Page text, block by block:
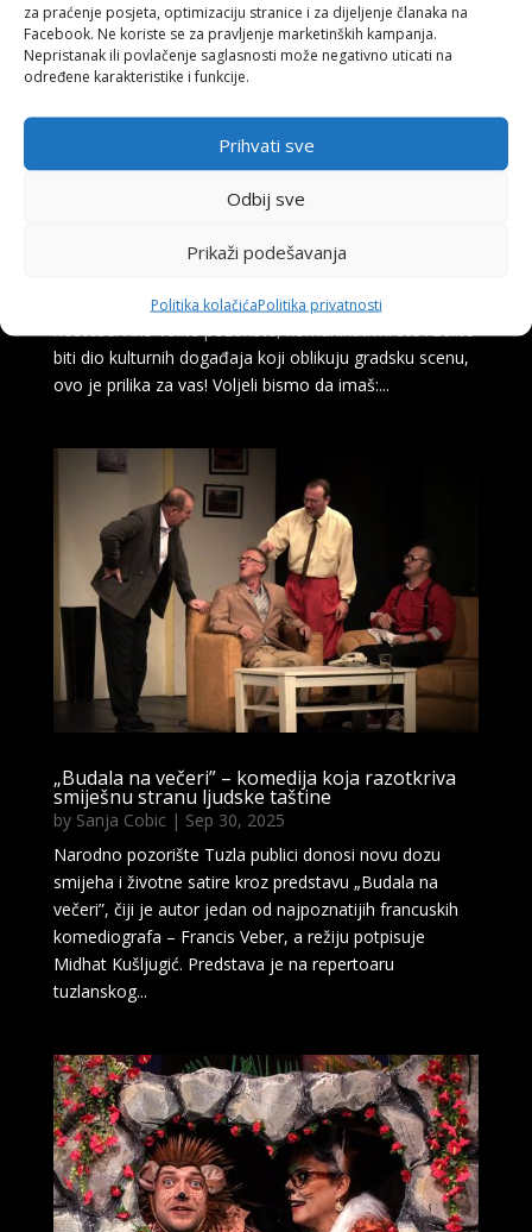
za praćenje posjeta, optimizaciju stranice i za dijeljenje članaka na
Facebook. Ne koriste se za pravljenje marketinških kampanja.
Nepristanak ili povlačenje saglasnosti može negativno uticati na
određene karakteristike i funkcije.
Prihvati sve
Odbij sve
Prikaži podešavanja
Politika kolačićaPolitika privatnosti
Narodno pozorište Tuzla poziva mlade da
postanu dio tima – prijavite se za poziciju
Oct 2, 2025
ih da postanu dio našeg dinamičnog tima na poziciji
biti dio kulturnih događaja koji oblikuju gradsku scenu,
ovo je prilika za vas! Voljeli bismo da imaš:...
„Budala na večeri” – komedija koja razotkriva
smiješnu stranu ljudske taštine
by Sanja Cobic| Sep 30, 2025
Narodno pozorište Tuzla publici donosi novu dozu
smijeha i životne satire kroz predstavu „Budala na
večeri”, čiji je autor jedan od najpoznatijih francuskih
komediografa – Francis Veber, a režiju potpisuje
Midhat Kušljugić. Predstava je na repertoaru
tuzlanskog...